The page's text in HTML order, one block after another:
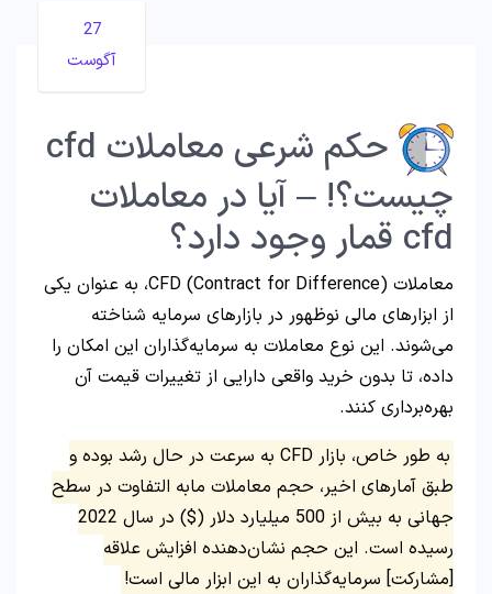
27
آگوست
حکم شرعی معاملات cfd
چیست؟! – آیا در معاملات
cfd قمار وجود دارد؟
معاملات CFD (Contract for Difference)، به عنوان یکی
از ابزارهای مالی نوظهور در بازارهای سرمایه شناخته
می‌شوند. این نوع معاملات به سرمایه‌گذاران این امکان را
داده، تا بدون خرید واقعی دارایی از تغییرات قیمت آن
بهره‌برداری کنند.
به طور خاص، بازار CFD به سرعت در حال رشد بوده و
طبق آمارهای اخیر، حجم معاملات مابه التفاوت در سطح
جهانی به بیش از 500 میلیارد دلار ($) در سال 2022
رسیده است. این حجم نشان‌دهنده افزایش علاقه
[مشارکت] سرمایه‌گذاران به این ابزار مالی است!